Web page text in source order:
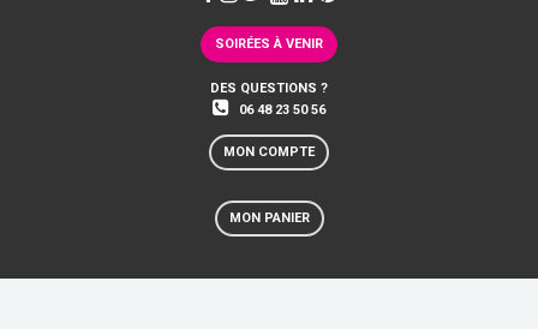
SOIRÉES À VENIR
DES QUESTIONS ?
06 48 23 50 56
MON COMPTE
MON PANIER